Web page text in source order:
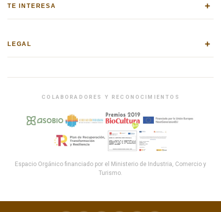
TE INTERESA +
LEGAL +
COLABORADORES Y RECONOCIMIENTOS
Espacio Orgánico financiado por el Ministerio de Industria, Comercio y
Turismo.